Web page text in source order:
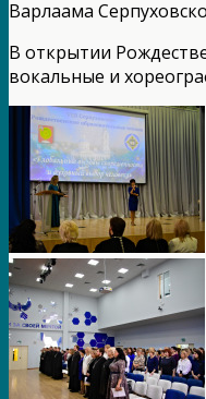
Варлаама
В открытии
вокальные и